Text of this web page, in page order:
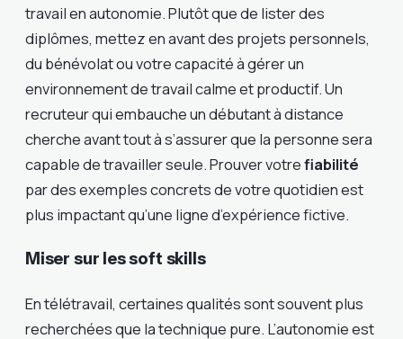
travail en autonomie. Plutôt que de lister des
diplômes, mettez en avant des projets personnels,
du bénévolat ou votre capacité à gérer un
environnement de travail calme et productif. Un
recruteur qui embauche un débutant à distance
cherche avant tout à s’assurer que la personne sera
capable de travailler seule. Prouver votrefiabilité
par des exemples concrets de votre quotidien est
plus impactant qu’une ligne d’expérience fictive.
Miser sur les soft skills
En télétravail, certaines qualités sont souvent plus
recherchées que la technique pure. L’autonomie est